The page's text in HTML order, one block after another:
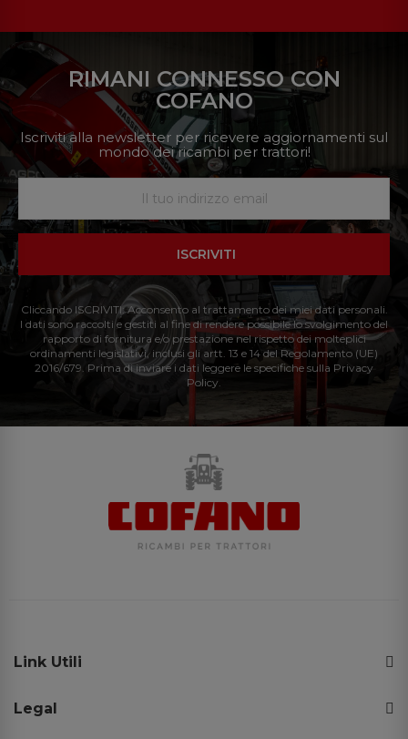
RIMANI CONNESSO CON
COFANO
Iscriviti alla newsletter per ricevere aggiornamenti sul
mondo dei ricambi per trattori!
ISCRIVITI
Cliccando ISCRIVITI: Acconsento al trattamento dei miei dati personali.
I dati sono raccolti e gestiti al fine di rendere possibile lo svolgimento del
rapporto di fornitura e/o prestazione nel rispetto dei molteplici
ordinamenti legislativi, inclusi gli artt. 13 e 14 del Regolamento (UE)
2016/679. Prima di inviare i dati leggere le specifiche sulla Privacy
Policy.
Link Utili
Legal